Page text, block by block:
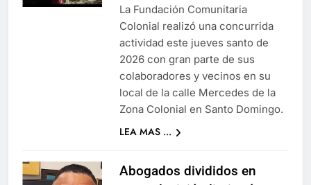
La Fundación Comunitaria
Colonial realizó una concurrida
actividad este jueves santo de
2026 con gran parte de sus
colaboradores y vecinos en su
local de la calle Mercedes de la
Zona Colonial en Santo Domingo.
LEA MAS ...
Abogados divididos en